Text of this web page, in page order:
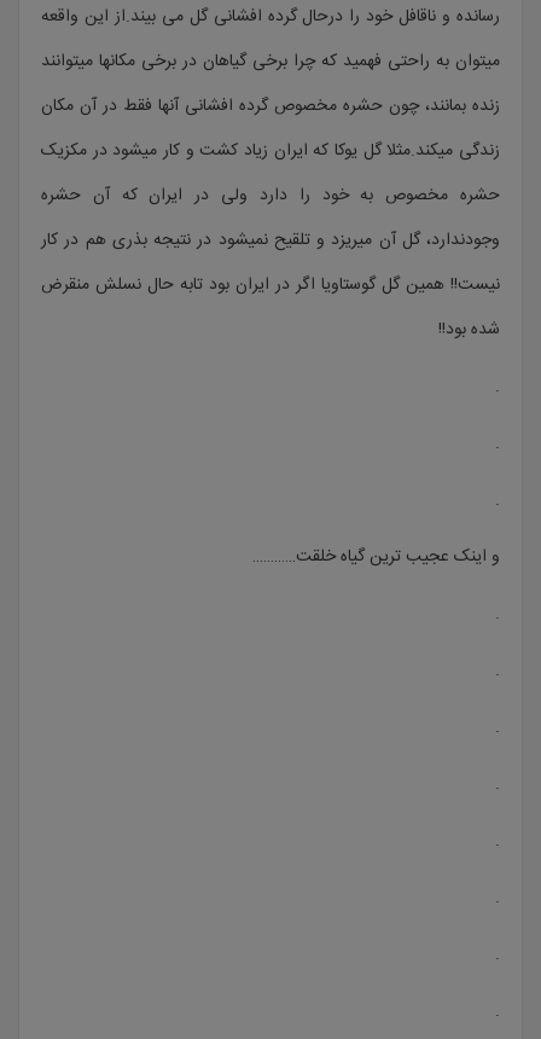
رسانده و ناقافل خود را درحال گرده افشانی گل می بیند.از این واقعه
میتوان به راحتی فهمید که چرا برخی گیاهان در برخی مکانها میتوانند
زنده بمانند، چون حشره مخصوص گرده افشانی آنها فقط در آن مکان
زندگی میکند.مثلا گل یوکا که ایران زیاد کشت و کار میشود در مکزیک
حشره مخصوص به خود را دارد ولی در ایران که آن حشره
وجودندارد، گل آن میریزد و تلقیح نمیشود در نتیجه بذری هم در کار
نیست!! همین گل گوستاویا اگر در ایران بود تابه حال نسلش منقرض
شده بود!!
.
.
.
و اینک عجیب ترین گیاه خلقت…………
.
.
.
.
.
.
.
.